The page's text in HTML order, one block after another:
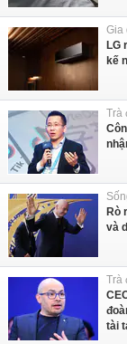
Gia
LG
kế
Trà
Rò
và
Trà
tài